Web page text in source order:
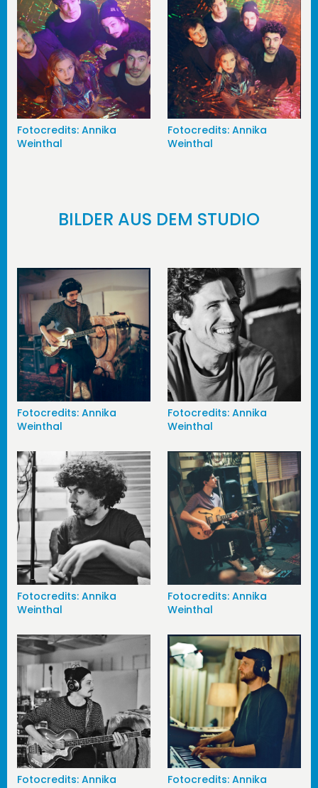
Fotocredits: Annika
Weinthal
Fotocredits: Annika
Weinthal
BILDER AUS DEM STUDIO
Fotocredits: Annika
Weinthal
Fotocredits: Annika
Weinthal
Fotocredits: Annika
Weinthal
Fotocredits: Annika
Weinthal
Fotocredits: Annika
Fotocredits: Annika